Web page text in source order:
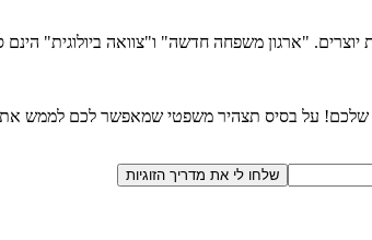
יוצרים. "ארגון משפחה חדשה" ו"צוואה
על בסיס תצהיר משפטי שמאפשר לכם לממש את